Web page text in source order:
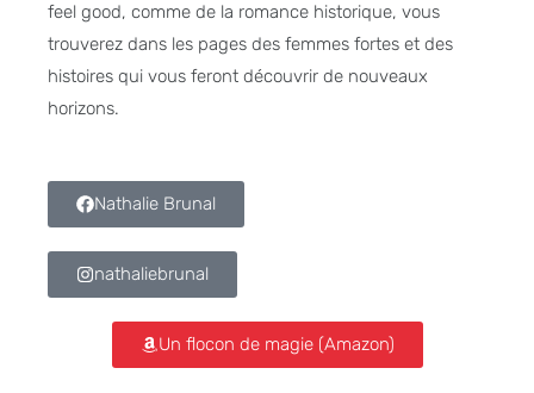
feel good, comme de la romance historique, vous
trouverez dans les pages des femmes fortes et des
histoires qui vous feront découvrir de nouveaux
horizons.
Nathalie Brunal
nathaliebrunal
Un flocon de magie (Amazon)